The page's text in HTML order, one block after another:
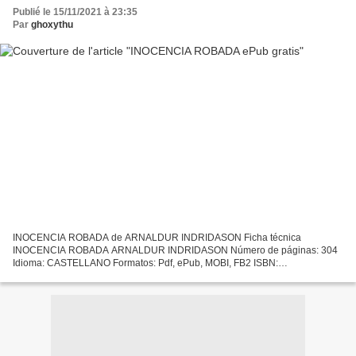
Publié le 15/11/2021 à 23:35
Par ghoxythu
INOCENCIA ROBADA de ARNALDUR INDRIDASON Ficha técnica
INOCENCIA ROBADA ARNALDUR INDRIDASON Número de páginas: 304
Idioma: CASTELLANO Formatos: Pdf, ePub, MOBI, FB2 ISBN:
eBook gratis Libro...